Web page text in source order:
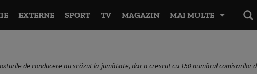
EXTERNE SPORT TV MAGAZIN MAI MULTE
de conducere au scăzut la jumătate, dar a crescut cu 150 numărul comisarilor